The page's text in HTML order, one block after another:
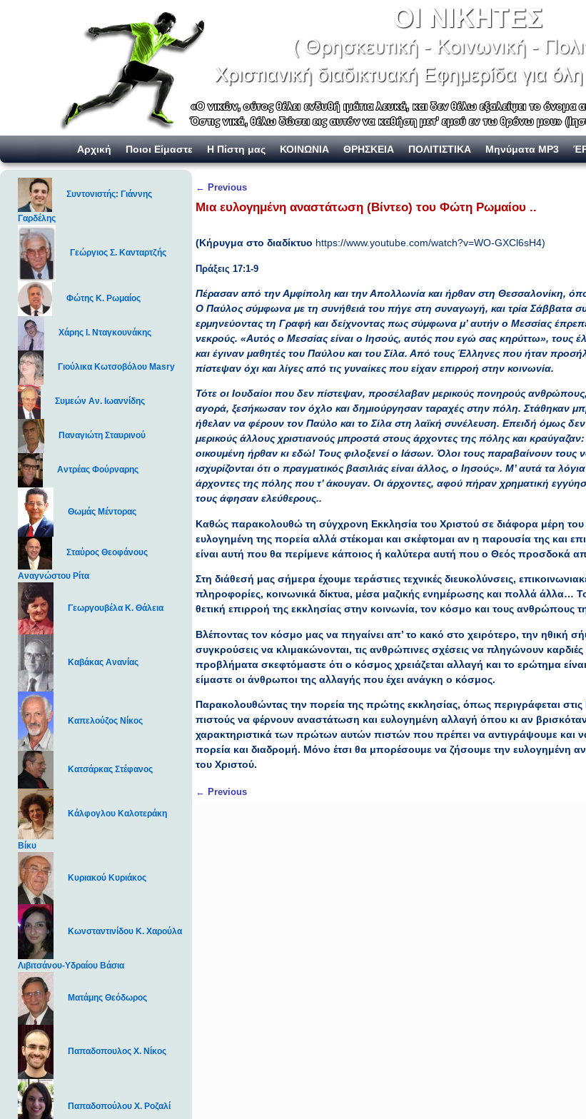
Skip to primary content
Skip to secondary content
Αρχική Ποιοι Είμαστε Η Πίστη μας ΚΟΙΝΩΝΙΑ ΘΡΗΣΚΕΙΑ ΠΟΛΙΤΙΣΤΙΚΑ Μηνύματα MP3
Συντονιστής: Γιάννης
Γαρδέλης
Γεώργιος Σ. Κανταρτζής
Φώτης Κ. Ρωμαίος
Χάρης Ι. Νταγκουνάκης
Γιούλικα Κωτσοβόλου Masry
Συμεών Αν. Ιωαννίδης
Παναγιώτη Σταυρινού
Αντρέας Φούρναρης
Θωμάς Μέντορας
Σταύρος Θεοφάνους
Αναγνώστου Ρίτα
Γεωργουβέλα Κ. Θάλεια
Καβάκας Ανανίας
Καπελούζος Νίκος
Κατσάρκας Στέφανος
Κάλφογλου Καλοτεράκη
Βίκυ
Κυριακού Κυριάκος
Κωνσταντινίδου Κ. Χαρούλα
Λιβιτσάνου-Υδραίου Βάσια
Ματάμης Θεόδωρος
Παπαδοπουλος Χ. Νίκος
Παπαδοπούλου Χ. Ροζαλί
Post navigation
← Previous
Μια ευλογημένη αναστάτωση (Βίντεο) του Φώτη Ρωμαίου ..
(Κήρυγμα στο διαδίκτυο https://www.youtube.com/watch?v=WO-GXCl6sH4)
Πράξεις 17:1-9
Πέρασαν από την Αμφίπολη και την Απολλωνία και ήρθαν στη Θεσσαλονίκη,
Ο Παύλος σύμφωνα με τη συνήθειά του πήγε στη συναγωγή, και τρία Σάββατα
ερμηνεύοντας τη Γραφή και δείχνοντας πως σύμφωνα μ’ αυτήν ο Μεσσίας
νεκρούς. «Αυτός ο Μεσσίας είναι ο Ιησούς, αυτός που εγώ σας κηρύττω», τους
και έγιναν μαθητές του Παύλου και του Σίλα. Από τους Έλληνες που ήταν
πίστεψαν όχι και λίγες από τις γυναίκες που είχαν επιρροή στην κοινωνία.
Τότε οι Ιουδαίοι που δεν πίστεψαν, προσέλαβαν μερικούς πονηρούς
αγορά, ξεσήκωσαν τον όχλο και δημιούργησαν ταραχές στην πόλη. Στάθηκαν
ήθελαν να φέρουν τον Παύλο και το Σίλα στη λαϊκή συνέλευση. Επειδή όμως
μερικούς άλλους χριστιανούς μπροστά στους άρχοντες της πόλης και
οικουμένη ήρθαν κι εδώ! Τους φιλοξενεί ο Ιάσων. Όλοι τους παραβαίνουν τους
ισχυρίζονται ότι ο πραγματικός βασιλιάς είναι άλλος, ο Ιησούς». Μ’ αυτά τα
άρχοντες της πόλης που τ’ άκουγαν. Οι άρχοντες, αφού πήραν χρηματική
τους άφησαν ελεύθερους..
Καθώς παρακολουθώ τη σύγχρονη Εκκλησία του Χριστού σε διάφορα μέρη
ευλογημένη της πορεία αλλά στέκομαι και σκέφτομαι αν η παρουσία της και
είναι αυτή που θα περίμενε κάποιος ή καλύτερα αυτή που ο Θεός προσδοκά
Στη διάθεσή μας σήμερα έχουμε τεράστιες τεχνικές διευκολύνσεις,
πληροφορίες, κοινωνικά δίκτυα, μέσα μαζικής ενημέρωσης και πολλά άλλα…
θετική επιρροή της εκκλησίας στην κοινωνία, τον κόσμο και τους ανθρώπους
Βλέποντας τον κόσμο μας να πηγαίνει απ’ το κακό στο χειρότερο, την ηθική
συγκρούσεις να κλιμακώνονται, τις ανθρώπινες σχέσεις να πληγώνουν καρδιές
προβλήματα σκεφτόμαστε ότι ο κόσμος χρειάζεται αλλαγή και το ερώτημα είναι
είμαστε οι άνθρωποι της αλλαγής που έχει ανάγκη ο κόσμος.
Παρακολουθώντας την πορεία της πρώτης εκκλησίας, όπως περιγράφεται
πιστούς να φέρνουν αναστάτωση και ευλογημένη αλλαγή όπου κι αν
χαρακτηριστικά των πρώτων αυτών πιστών που πρέπει να αντιγράψουμε και
πορεία και διαδρομή. Μόνο έτσι θα μπορέσουμε να ζήσουμε την ευλογημένη
του Χριστού.
Post navigation
← Previous